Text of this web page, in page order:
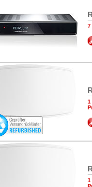
7
1
1